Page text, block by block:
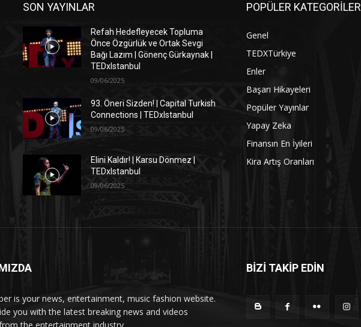
SON YAYINLAR
Refah Hedefleyecek Topluma
Önce Özgürlük ve Ortak Sevgi
Bağı Lazım | Gönenç Gürkaynak |
TEDxIstanbul
09/06/2025
93. Öneri Sizden! | Capital Turkish
Connections | TEDxIstanbul
09/06/2025
Elini Kaldır! | Karsu Dönmez |
TEDxIstanbul
09/06/2025
POPÜLER KATEGORİLER
Genel
TEDXTürkiye
Enler
Başarı Hikayeleri
Popüler Yayınlar
Yapay Zeka
Finansın En İyileri
Kira Artış Oranları
is your news, entertainment, music fashion website.
you with the latest breaking news and videos
BİZİ TAKİP EDİN